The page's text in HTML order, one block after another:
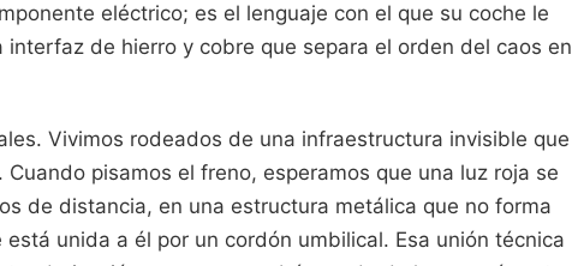
eléctrico; es el lenguaje con el que su coche le
de hierro y cobre que separa el orden del caos en
Vivimos rodeados de una infraestructura invisible que
pisamos el freno, esperamos que una luz roja se
de distancia, en una estructura metálica que no forma
unida a él por un cordón umbilical. Esa unión técnica